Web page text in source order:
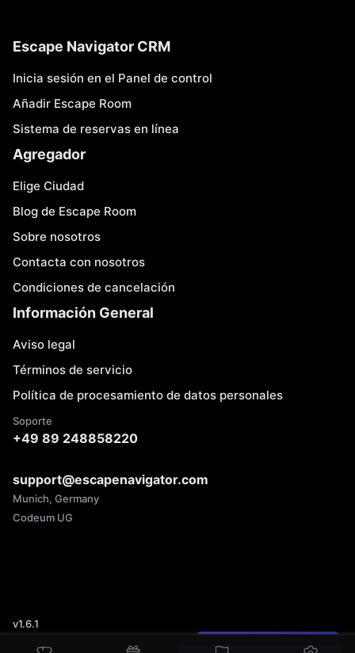
¿Encontraste un error?
Escape Navigator CRM
Inicia sesión en el Panel de control
Añadir Escape Room
Sistema de reservas en línea
Agregador
Elige Ciudad
Blog de Escape Room
Sobre nosotros
Contacta con nosotros
Condiciones de cancelación
Información General
Aviso legal
Términos de servicio
Política de procesamiento de datos personales
Soporte
+49 89 248858220
support@escapenavigator.com
Munich, Germany
Codeum UG
v1.6.1